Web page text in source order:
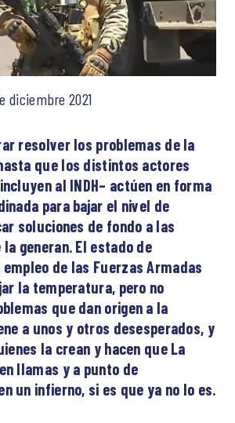
diciembre 2021
resolver los problemas de la
que los distintos actores
al INDH– actúen en forma
para bajar el nivel de
soluciones de fondo a las
generan. El estado de
de las Fuerzas Armadas
la temperatura, pero no
que dan origen a la
a unos y otros desesperados, y
la crean y hacen que La
llamas y a punto de
un infierno, si es que ya no lo es.